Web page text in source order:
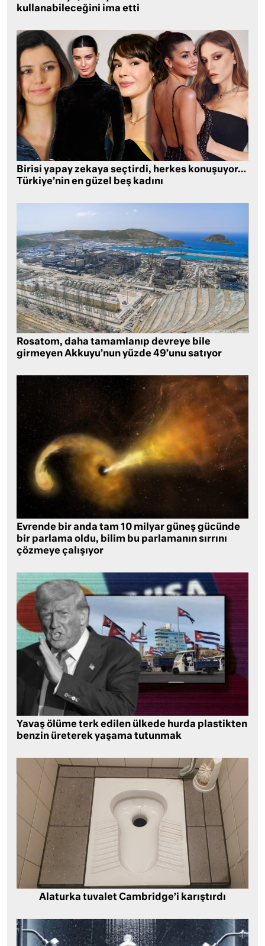
kullanabileceğini ima etti
Birisi yapay zekaya seçtirdi, herkes konuşuyor…
Türkiye’nin en güzel beş kadını
Rosatom, daha tamamlanıp devreye bile
girmeyen Akkuyu’nun yüzde 49’unu satıyor
Evrende bir anda tam 10 milyar güneş gücünde
bir parlama oldu, bilim bu parlamanın sırrını
çözmeye çalışıyor
Yavaş ölüme terk edilen ülkede hurda plastikten
benzin üreterek yaşama tutunmak
Alaturka tuvalet Cambridge’i karıştırdı